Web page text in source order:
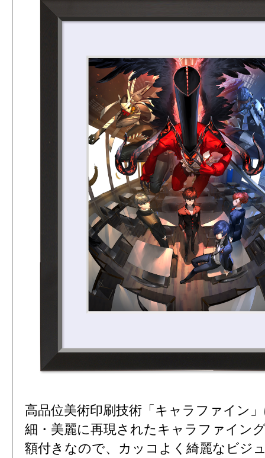
高品位美術印刷技術「キャラファイン
細・美麗に再現されたキャラファイン
額付きなので、カッコよく綺麗なビジ